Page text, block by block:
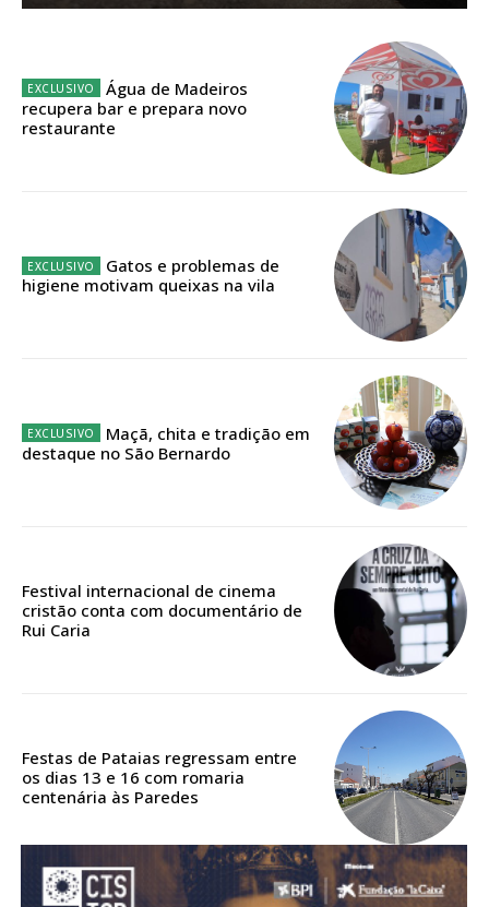
Escolha o plano
DIGITAL ANUAL
16€
Acesso ao conteúdo online
Acesso aos conteúdos Exclusivos para
Escolha o plano
Água de Madeiros
recupera bar e prepara novo
restaurante
Gatos e problemas de
higiene motivam queixas na vila
Maçã, chita e tradição em
destaque no São Bernardo
Festival internacional de cinema
cristão conta com documentário de
Rui Caria
Festas de Pataias regressam entre
os dias 13 e 16 com romaria
centenária às Paredes